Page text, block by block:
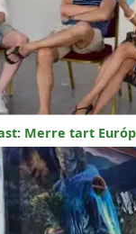
Merre tart